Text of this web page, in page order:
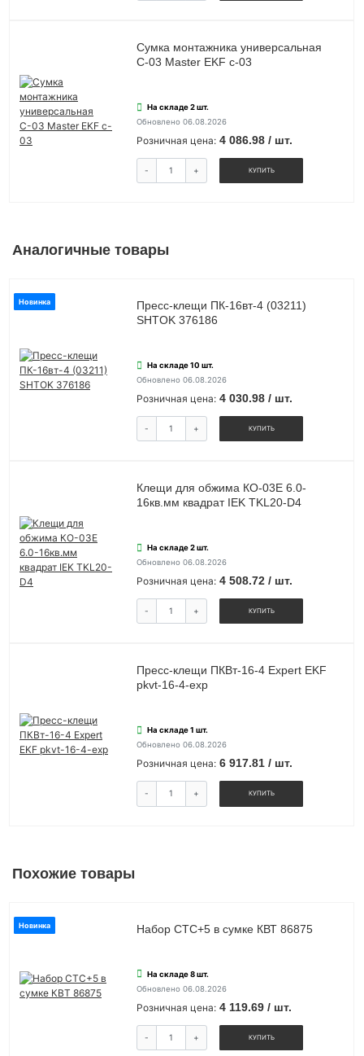
Сумка монтажника универсальная
С-03 Master EKF c-03
На складе 2 шт.
Обновлено 06.08.2026
Розничная цена: 4 086.98 / шт.
- + КУПИТЬ
Аналогичные товары
Новинка
Пресс-клещи ПК-16вт-4 (03211)
SHTOK 376186
На складе 10 шт.
Обновлено 06.08.2026
Розничная цена: 4 030.98 / шт.
- + КУПИТЬ
Клещи для обжима КО-03Е 6.0-
16кв.мм квадрат IEK TKL20-D4
На складе 2 шт.
Обновлено 06.08.2026
Розничная цена: 4 508.72 / шт.
- + КУПИТЬ
Пресс-клещи ПКВт-16-4 Expert EKF
pkvt-16-4-exp
На складе 1 шт.
Обновлено 06.08.2026
Розничная цена: 6 917.81 / шт.
- + КУПИТЬ
Похожие товары
Новинка Набор СТС+5 в сумке КВТ 86875
На складе 8 шт.
Обновлено 06.08.2026
Розничная цена: 4 119.69 / шт.
- + КУПИТЬ